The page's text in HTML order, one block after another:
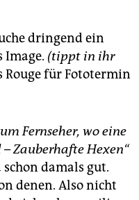
dringend ein
Image. (tippt in ihr
Rouge für Fototermin
Fernseher, wo eine
Zauberhafte Hexen“
schon damals gut.
denen. Also nicht